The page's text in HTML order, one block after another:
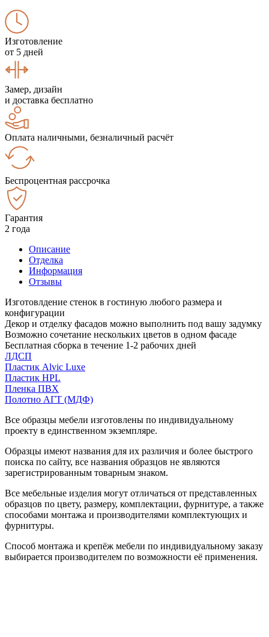
Изготовление
от 5 дней
Замер, дизайн
и доставка бесплатно
Оплата наличными, безналичный расчёт
Беспроцентная рассрочка
Гарантия
2 года
Описание
Отделка
Информация
Отзывы
Изготовлдение стенок в гостиную любого размера и
конфигурации
Декор и отделку фасадов можно выполнить под вашу задумку
Возможно сочетание нескольких цветов в одном фасаде
Бесплатная сборка в течение 1-2 рабочих дней
ЛДСП
Пластик Alvic Luxe
Пластик HPL
Пленка ПВХ
Полотно АГТ (МДФ)
Все образцы мебели изготовлены по индивидуальному
проекту в единственном экземпляре.
Образцы имеют названия для их различия и более быстрого
поиска по сайту, все названия образцов не являются
зарегистрированным товарным знаком.
Все мебельные изделия могут отличаться от представленных
образцов по цвету, размеру, комплектации, фурнитуре, а также
способами монтажа и производителями комплектующих и
фурнитуры.
Способ монтажа и крепёж мебели по индивидуальному заказу
выбирается производителем по возможности её применения.